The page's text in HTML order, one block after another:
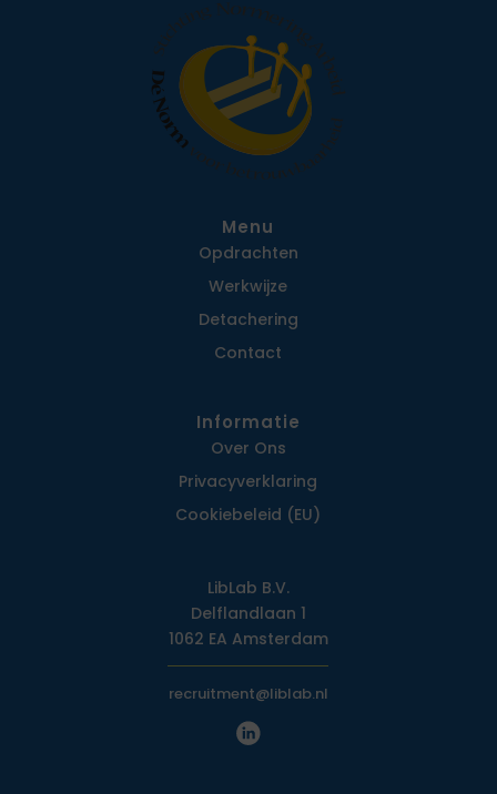
Menu
Opdrachten
Werkwijze
Detachering
Contact
Informatie
Over Ons
Privacy­verklaring
Cookiebeleid (EU)
LibLab B.V.
Delflandlaan 1
1062 EA Amsterdam
recruitment@liblab.nl